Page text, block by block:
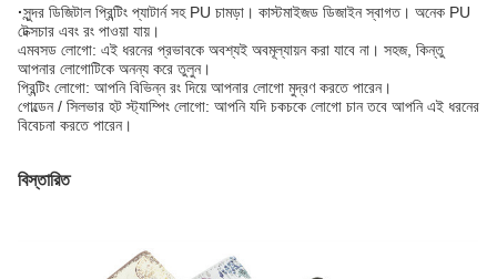
·সুন্দর ডিজিটাল প্রিন্টিং প্যাটার্ন সহ PU চামড়া। কাস্টমাইজড ডিজাইন স্বাগত। অনেক PU
টেক্সচার এবং রং পাওয়া যায়।
এমবসড লোগো: এই ধরনের প্রভাবকে অবশ্যই অবমূল্যায়ন করা যাবে না। সহজ, কিন্তু
আপনার লোগোটিকে অনন্য করে তুলুন।
প্রিন্টিং লোগো: আপনি বিভিন্ন রং দিয়ে আপনার লোগো মুদ্রণ করতে পারেন।
গোল্ডেন / সিলভার হট স্ট্যাম্পিং লোগো: আপনি যদি চকচকে লোগো চান তবে আপনি এই ধরনের
বিবেচনা করতে পারেন।
বিস্তারিত